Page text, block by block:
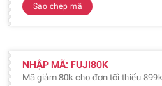
Sao chép mã
NHẬP MÃ: FUJI80K
Mã giảm 80k cho đơn tối thiểu